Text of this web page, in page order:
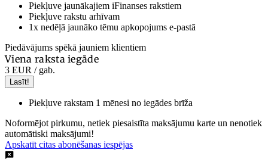
Piekļuve jaunākajiem iFinanses rakstiem
Piekļuve rakstu arhīvam
1x nedēļā jaunāko tēmu apkopojums e-pastā
Piedāvājums spēkā jauniem klientiem
Viena raksta iegāde
3 EUR / gab.
Lasīt!
Piekļuve rakstam 1 mēnesi no iegādes brīža
Noformējot pirkumu, netiek piesaistīta maksājumu karte un nenotiek
automātiski maksājumi!
Apskatīt citas abonēšanas iespējas